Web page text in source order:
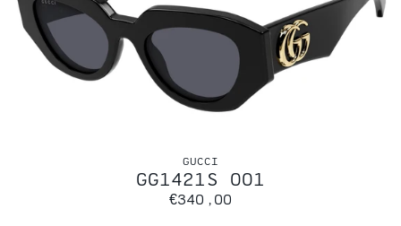
GUCCI
GG1421S 001
€340,00